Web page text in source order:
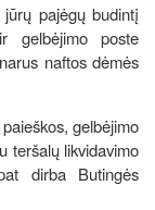
pajėgų budintį
gelbėjimo poste
naftos dėmės
gelbėjimo
teršalų likvidavimo
dirba Butingės